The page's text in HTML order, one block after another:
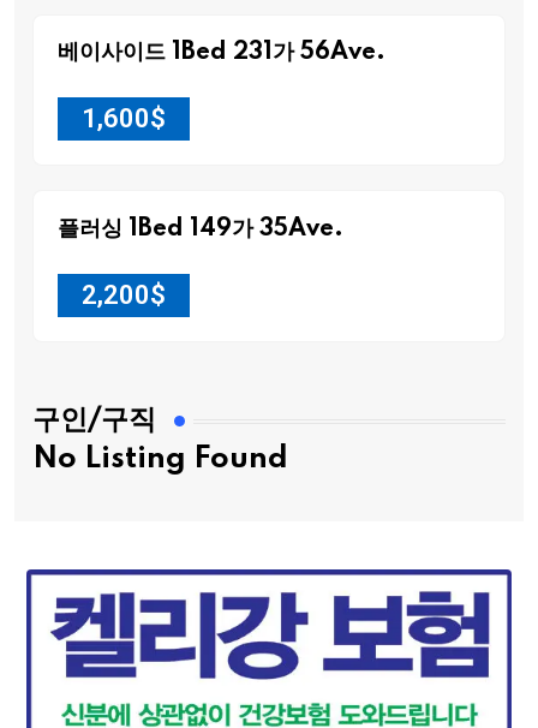
베이사이드 1Bed 231가 56Ave.
1,600$
플러싱 1Bed 149가 35Ave.
2,200$
구인/구직
No Listing Found